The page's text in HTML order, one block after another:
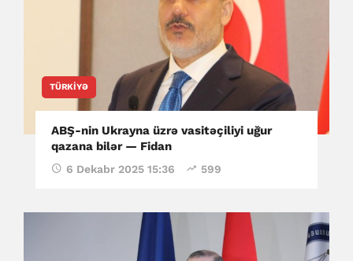
TÜRKIYƏ
ABŞ-nin Ukrayna üzrə vasitəçiliyi uğur
qazana bilər — Fidan
6 Dekabr 2025 15:36 599